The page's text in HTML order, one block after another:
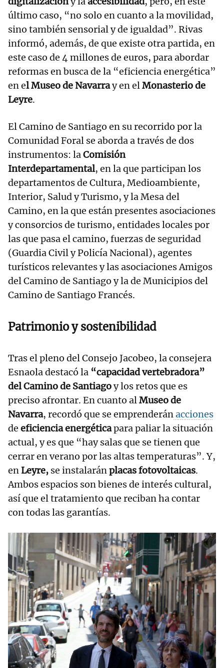
último caso, “no solo en cuanto a la movilidad,
sino también sensorial y de igualdad”. Rivas
informó, además, de que existe otra partida, en
este caso de 4 millones de euros, para abordar
reformas en busca de la “eficiencia energética”
en el Museo de Navarray en elMonasterio de
Leyre.
El Camino de Santiago en su recorrido por la
Comunidad Foral se aborda a través de dos
instrumentos: laComisión
Interdepartamental, en la que participan los
departamentos de Cultura, Medioambiente,
Interior, Salud y Turismo, y la Mesa del
Camino, en la que están presentes asociaciones
y consorcios de turismo, entidades locales por
las que pasa el camino, fuerzas de seguridad
(Guardia Civil y Policía Nacional), agentes
turísticos relevantes y las asociaciones Amigos
del Camino de Santiago y la de Municipios del
Camino de Santiago Francés.
Patrimonio y sostenibilidad
Tras el pleno del Consejo Jacobeo, la consejera
Esnaola destacó la “capacidad vertebradora”
del Camino de Santiagoy los retos que es
preciso afrontar. En cuanto alMuseo de
Navarra, recordó que se emprenderánacciones
de eficiencia energéticapara paliar la situación
actual, y es que “hay salas que se tienen que
cerrar en verano por las altas temperaturas”. Y,
enLeyre, se instalaránplacas fotovoltaicas.
Ambos espacios son bienes de interés cultural,
así que el tratamiento que reciban ha contar
con todas las garantías.